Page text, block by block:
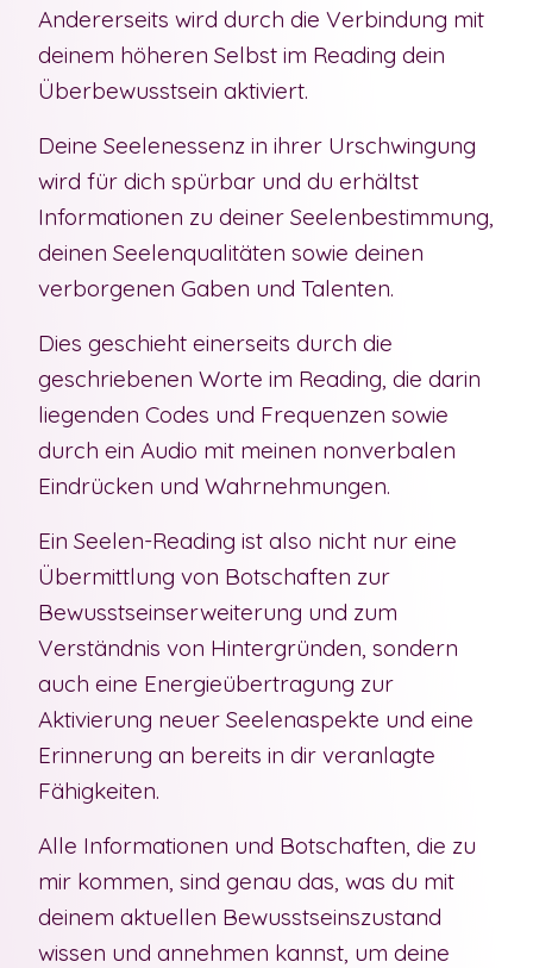
Andererseits wird durch die Verbindung mit
deinem höheren Selbst im Reading dein
Überbewusstsein aktiviert.
Deine Seelenessenz in ihrer Urschwingung
wird für dich spürbar und du erhältst
Informationen zu deiner Seelenbestimmung,
deinen Seelenqualitäten sowie deinen
verborgenen Gaben und Talenten.
Dies geschieht einerseits durch die
geschriebenen Worte im Reading, die darin
liegenden Codes und Frequenzen sowie
durch ein Audio mit meinen nonverbalen
Eindrücken und Wahrnehmungen.
Ein Seelen-Reading ist also nicht nur eine
Übermittlung von Botschaften zur
Bewusstseinserweiterung und zum
Verständnis von Hintergründen, sondern
auch eine Energieübertragung zur
Aktivierung neuer Seelenaspekte und eine
Erinnerung an bereits in dir veranlagte
Fähigkeiten.
Alle Informationen und Botschaften, die zu
mir kommen, sind genau das, was du mit
deinem aktuellen Bewusstseinszustand
wissen und annehmen kannst, um deine